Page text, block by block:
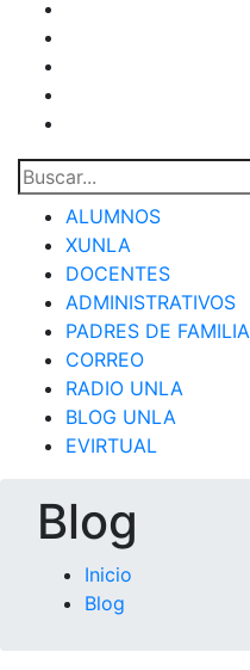
ALUMNOS
XUNLA
DOCENTES
ADMINISTRATIVOS
PADRES DE FAMILIA
CORREO
RADIO UNLA
BLOG UNLA
EVIRTUAL
Blog
Inicio
Blog